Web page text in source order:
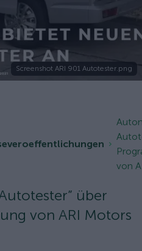
Screenshot ARI 901 Autotester.png
von
über
von ARI Motors